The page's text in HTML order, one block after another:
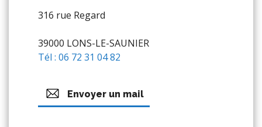
316 rue Regard
39000 LONS-LE-SAUNIER
Tél : 06 72 31 04 82
Envoyer un mail